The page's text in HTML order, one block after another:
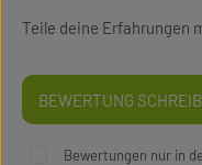
Teile deine Erfahrungen
BEWERTUNG
Bewertungen nur in